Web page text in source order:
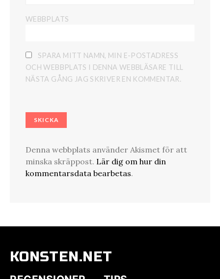
WEBBPLATS
SPARA MITT NAMN, MIN E-POSTADRESS
OCH WEBBPLATS I DENNA WEBBLÄSARE TILL
NÄSTA GÅNG JAG SKRIVER EN KOMMENTAR.
Denna webbplats använder Akismet för att
minska skräppost. Lär dig om hur din
kommentarsdata bearbetas.
KONSTEN.NET